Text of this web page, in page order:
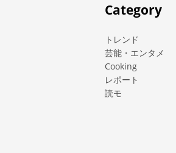
Category
トレンド
芸能・エンタメ
Cooking
レポート
読モ